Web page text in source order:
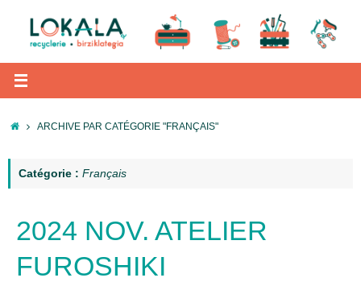
contenu
ACCUEIL
ARCHIVE PAR CATÉGORIE "FRANÇAIS"
Catégorie : Français
2024 NOV. ATELIER
FUROSHIKI